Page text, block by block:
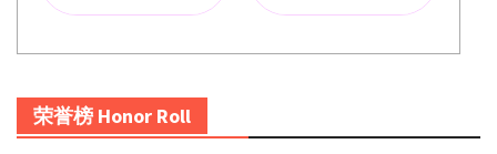
荣誉榜 Honor Roll